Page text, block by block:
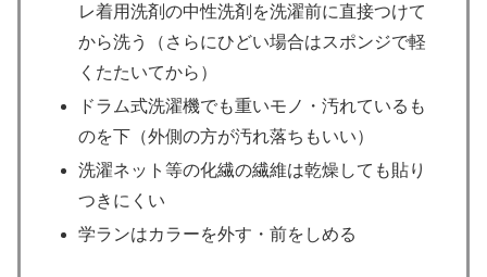
レ着用洗剤の中性洗剤を洗濯前に直接つけて
から洗う（さらにひどい場合はスポンジで軽
くたたいてから）
ドラム式洗濯機でも重いモノ・汚れているも
のを下（外側の方が汚れ落ちもいい）
洗濯ネット等の化繊の繊維は乾燥しても貼り
つきにくい
学ランはカラーを外す・前をしめる